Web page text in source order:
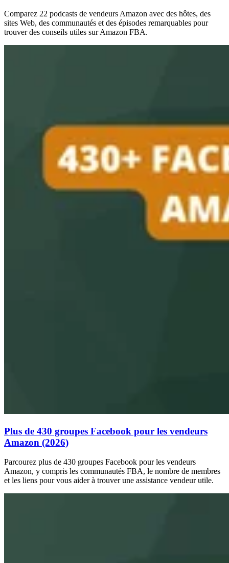
Comparez 22 podcasts de vendeurs Amazon avec des hôtes, des
sites Web, des communautés et des épisodes remarquables pour
trouver des conseils utiles sur Amazon FBA.
Plus de 430 groupes Facebook pour les vendeurs
Amazon (2026)
Parcourez plus de 430 groupes Facebook pour les vendeurs
Amazon, y compris les communautés FBA, le nombre de membres
et les liens pour vous aider à trouver une assistance vendeur utile.